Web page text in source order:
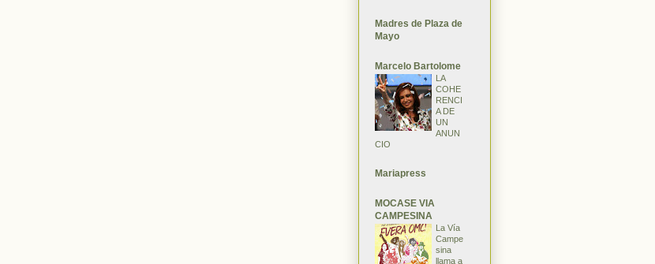
Madres de Plaza de
Mayo
Marcelo Bartolome
LA
COHE
RENCI
A DE
UN
ANUN
CIO
Mariapress
MOCASE VIA
CAMPESINA
La Vía
Campe
sina
llama a